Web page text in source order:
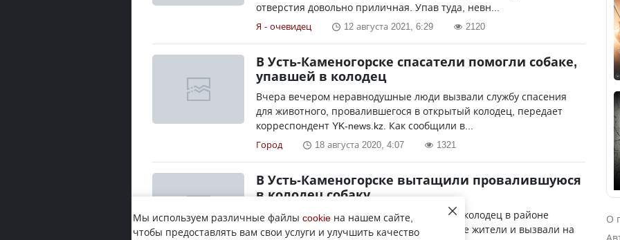
отверстия довольно приличная. Упав туда, невн...
Я - очевидец 12 августа 2021, 6:29 2120
В Усть-Каменогорске спасатели помогли собаке,
упавшей в колодец
Вчера вечером неравнодушные люди вызвали службу спасения
для животного, провалившегося в открытый колодец, передает
корреспондент YK-news.kz. Как сообщили в...
Город 18 августа 2020, 4:07 1321
В Усть-Каменогорске вытащили провалившуюся
в колодец собаку
Бродячая собака провалилась в открытый колодец в районе
аэропорта. Собачий вой услышали местные жители и вызвали на
О
Мы используем различные файлы cookie на нашем сайте,
чтобы предоставлять вам свои услуги и улучшить качество